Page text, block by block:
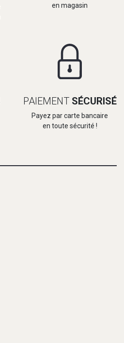
en magasin
PAIEMENT SÉCURISÉ
Payez par carte bancaire
en toute sécurité !